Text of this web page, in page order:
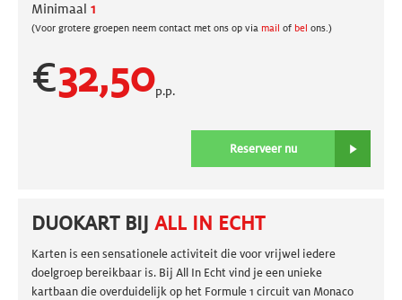
Minimaal 1
(Voor grotere groepen neem contact met ons op via mail of bel ons.)
€32,50p.p.
Reserveer nu
DUOKART BIJ ALL IN ECHT
Karten is een sensationele activiteit die voor vrijwel iedere
doelgroep bereikbaar is. Bij All In Echt vind je een unieke
kartbaan die overduidelijk op het Formule 1 circuit van Monaco